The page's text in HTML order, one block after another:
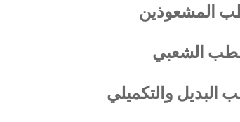
المشعوذين
الشعبي
البديل والتكميلي